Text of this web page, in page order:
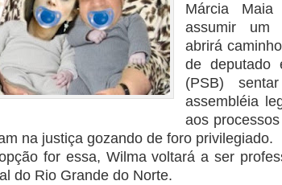
Márcia
assumir um
abrirá
de deputado
(PSB)
assembléia
aos
na justiça gozando de foro privilegiado.
for essa, Wilma voltará a ser
do Rio Grande do Norte.